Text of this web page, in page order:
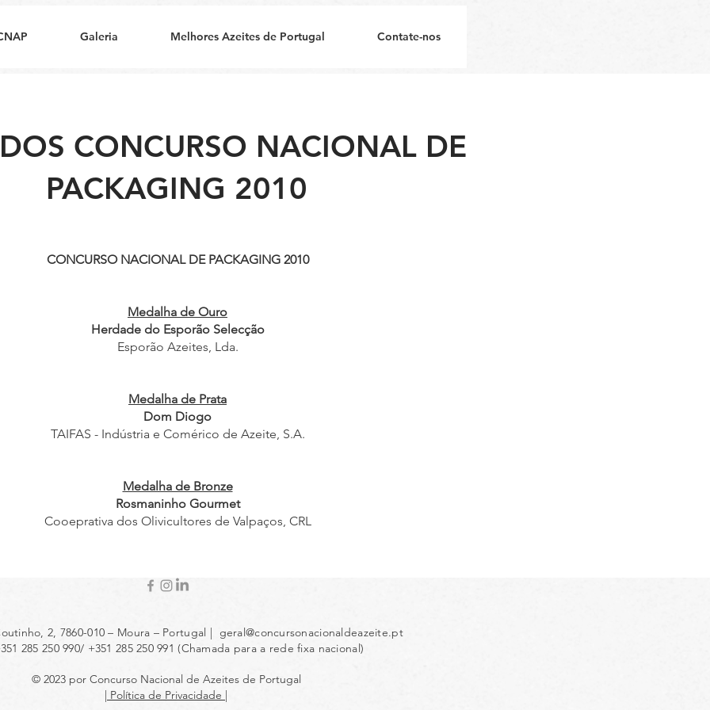
Galeria Melhores Azeites de Portugal Contate-nos
CONCURSO NACIONAL DE
PACKAGING 2010
CONCURSO NACIONAL DE PACKAGING 2010
Medalha de Ouro
Herdade do Esporão Selecção
Esporão Azeites, Lda.
Medalha de Prata
Dom Diogo
TAIFAS - Indústria e Comérico de Azeite, S.A.
Medalha de Bronze
Rosmaninho Gourmet
Cooeprativa dos Olivicultores de Valpaços, CRL
2, 7860-010 – Moura – Portugal | geral@concursonacionaldeazeite.pt
285 250 990/ +351 285 250 991 (Chamada para a rede fixa nacional)
© 2023 por Concurso Nacional de Azeites de Portugal
| Política de Privacidade |